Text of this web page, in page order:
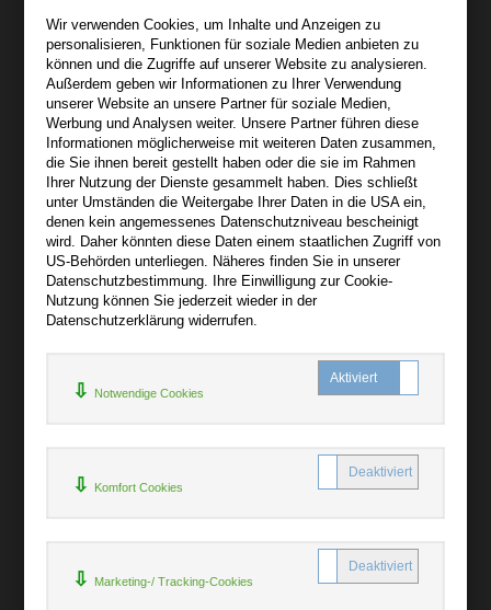
audiooo.net
Lindenthaler Straße 15
04155 Leipzig
Wir sind gerne für Sie persönlich da.
Über audiooo.net
AGB
Impressum
Widerruf
Datenschutz
Bibliotheksrabatt
MARC21-Datenimport
Rund um Ihren Einkauf
Wir verwenden Cookies, um Inhalte und Anzeigen zu
personalisieren, Funktionen für soziale Medien anbieten zu
können und die Zugriffe auf unserer Website zu analysieren.
Außerdem geben wir Informationen zu Ihrer Verwendung
unserer Website an unsere Partner für soziale Medien,
Werbung und Analysen weiter. Unsere Partner führen diese
Informationen möglicherweise mit weiteren Daten zusammen,
die Sie ihnen bereit gestellt haben oder die sie im Rahmen
Ihrer Nutzung der Dienste gesammelt haben. Dies schließt
unter Umständen die Weitergabe Ihrer Daten in die USA ein,
denen kein angemessenes Datenschutzniveau bescheinigt
wird. Daher könnten diese Daten einem staatlichen Zugriff von
US-Behörden unterliegen. Näheres finden Sie in unserer
Datenschutzbestimmung. Ihre Einwilligung zur Cookie-
Nutzung können Sie jederzeit wieder in der
Datenschutzerklärung widerrufen.
Notwendige Cookies
Komfort Cookies
Marketing-/ Tracking-Cookies